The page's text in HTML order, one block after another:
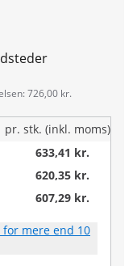
726,00 kr.
pr. stk. (inkl. moms)
633,41 kr.
620,35 kr.
607,29 kr.
mere end 10